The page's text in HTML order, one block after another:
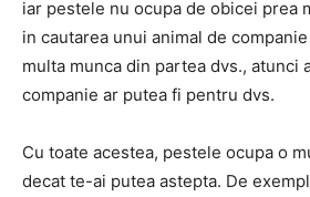
iar pestele nu ocupa de obicei prea
in cautarea unui animal de
multa munca din partea dvs., atunci
companie ar putea fi pentru dvs.
Cu toate acestea, pestele ocupa o
decat te-ai putea astepta. De